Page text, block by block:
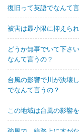
復旧って英語でなんて
被害は最小限に抑えら
どうか無事でいて下さ
なんて言うの？
台風の影響で川が決壊
でなんて言うの？
この地域は台風の影響